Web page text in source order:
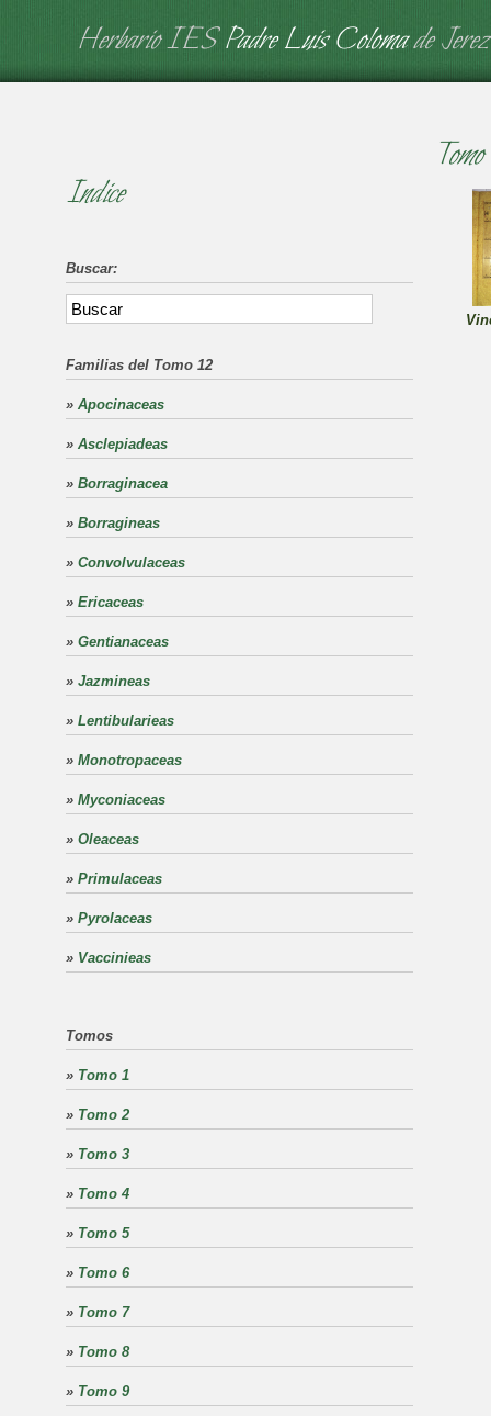
Herbario IES Padre Luis Colomade Jerez
Indice
Buscar:
Familias del Tomo 12
» Apocinaceas
» Asclepiadeas
» Borraginacea
» Borragineas
» Convolvulaceas
» Ericaceas
» Gentianaceas
» Jazmineas
» Lentibularieas
» Monotropaceas
» Myconiaceas
» Oleaceas
» Primulaceas
» Pyrolaceas
» Vaccinieas
Tomos
» Tomo 1
» Tomo 2
» Tomo 3
» Tomo 4
» Tomo 5
» Tomo 6
» Tomo 7
» Tomo 8
» Tomo 9